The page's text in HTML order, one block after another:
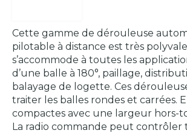
Cette gamme de dérouleuse
pilotable à distance est très
s’accommode à toutes les
d’une balle à 180°, paillage,
balayage de logette. Ces
traiter les balles rondes et carrées.
compactes avec une largeur hors-
La radio commande peut contrôler